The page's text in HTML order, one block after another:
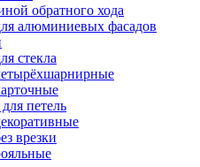
обратного хода
алюминиевых фасадов
стекла
петель
врезки